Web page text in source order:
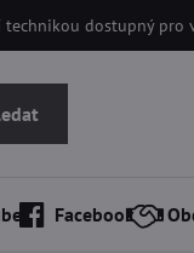
technikou dostupný pro
Facebook